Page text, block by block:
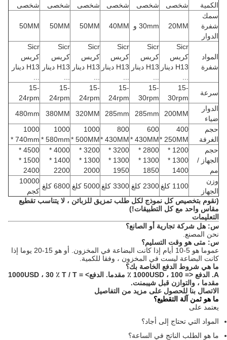
الكمية
شخصى
شخصى
شخصى
شخصى
شخصى
شخصى
سمك
شفرة
الدوار
20MM 30mm و 40MM
50MM
50MM
50MM
المواد
شفرة
Sicr
كريس
H13 دينار
Sicr
كريس
H13 دينار
Sicr
كريس
H13 دينار
Sicr
كريس
H13 دينار
Sicr
كريس
H13 دينار
Sicr
كريس
H13 دينار
سرعة
15-
30rpm
15-
30rpm
15-
24rpm
15-
24rpm
15-
24rpm
15-
24rpm
الدوار
ضياء
200MM
285mm
285mm
320MM
380MM
480mm
حجم
الغرفة
400
250MM *
600
430MM *
800
430MM *
1000
500MM *
1000
580mm *
1000
740mm *
حجم
الجهاز /
مم
1200 *
1300 *
1400
2800 *
1300 *
1850
3200 *
1300 *
1950
3200 *
1300 *
2000
4000 *
1400 *
2200
4500 *
1500 *
2400
وزن
الجهاز
1100 كلغ 2300 كلغ 3300 كلغ 5000 كلغ 6800 كلغ
10000
كجم
(نقوم بتخصيص كل نموذج لكل طلب تمزيق للزبائن ، لا يتناسب تقطيع
مقاس واحد مع كل التطبيقات!)
التعليمات
س: هل شركة تجارية أو الصانع؟
نحن المصنع.
س: متى هو وقت التسليم؟
عموما هو 5-10 أيام إذا كانت البضاعة في المخزون.
أو هو 15-20 يوما إذا
كانت البضاعة ليست في المخزون ، وفقا للكمية.
ما هي شروط الدفع الخاصة بك؟
A. الدفع <= 1000USD ، 100 ٪ مقدما.
الدفع> = 1000USD ، 30 ٪ T / T
مقدما ، والتوازن قبل شيبمنت.
الاتصال بنا للحصول على مزيد من التفاصيل
ما هو ثمن آلة التقطيع؟
يعتمد على
المواد التي تحتاج إلى أجاد؟
ما هو الطلب الناتج في الساعة؟